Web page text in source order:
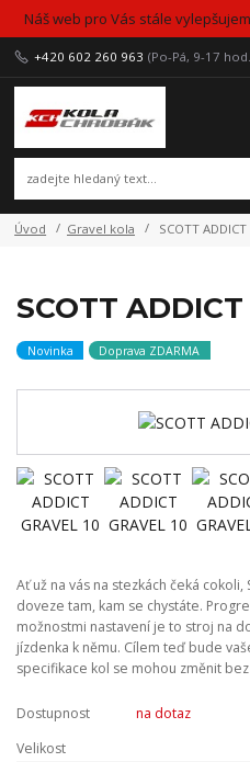
Náš web pro Vás stále
+420 602 260 963 (Po-Pá, 9-17
Úvod Gravel kola SCOTT
SCOTT ADDICT
Novinka Doprava ZDARMA
Ať už na vás na stezkách čeká
doveze tam, kam se chystáte.
možnostmi nastavení je to stroj na
jízdenka k němu. Cílem teď bude
specifikace kol se mohou změnit bez
Dostupnost
na dotaz
Velikost